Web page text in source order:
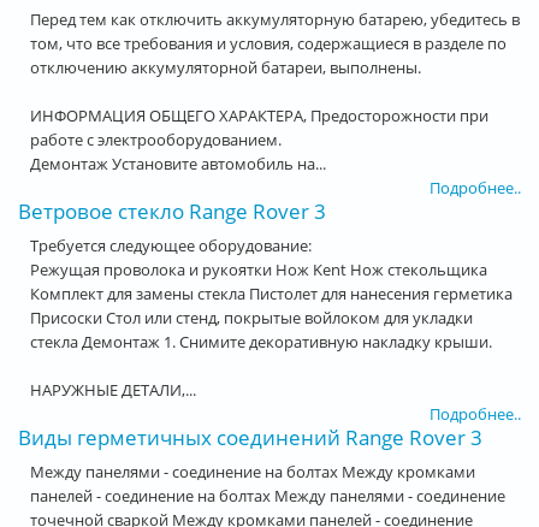
Перед тем как отключить аккумуляторную батарею, убедитесь в
том, что все требования и условия, содержащиеся в разделе по
отключению аккумуляторной батареи, выполнены.
ИНФОРМАЦИЯ ОБЩЕГО ХАРАКТЕРА, Предосторожности при
работе с электрооборудованием.
Демонтаж Установите автомобиль на...
Подробнее..
Ветровое стекло Range Rover 3
Требуется следующее оборудование:
Режущая проволока и рукоятки Нож Kent Нож стекольщика
Комплект для замены стекла Пистолет для нанесения герметика
Присоски Стол или стенд, покрытые войлоком для укладки
стекла Демонтаж 1. Снимите декоративную накладку крыши.
НАРУЖНЫЕ ДЕТАЛИ,...
Подробнее..
Виды герметичных соединений Range Rover 3
Между панелями - соединение на болтах Между кромками
панелей - соединение на болтах Между панелями - соединение
точечной сваркой Между кромками панелей - соединение